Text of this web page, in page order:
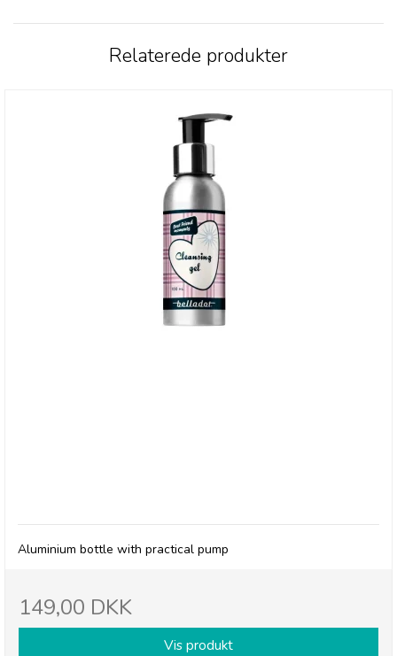
Relaterede produkter
Aluminium bottle with practical pump
149,00 DKK
Vis produkt